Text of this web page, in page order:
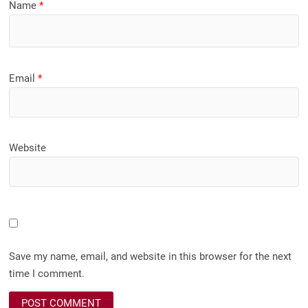
Name*
Email*
Website
Save my name, email, and website in this browser for the next
time I comment.